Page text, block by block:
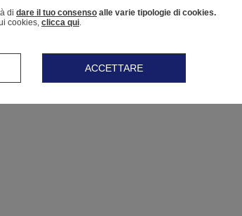
di dare il tuo consenso alle varie tipologie di cookies.
cookies, clicca qui
ACCETTARE